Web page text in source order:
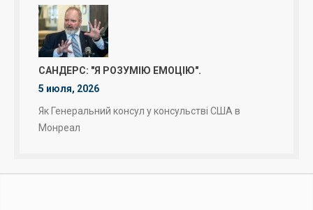
САНДЕРС: "Я РОЗУМІЮ ЕМОЦІЮ".
5 июля, 2026
Як Генеральний консул у консульстві США в
Монреал